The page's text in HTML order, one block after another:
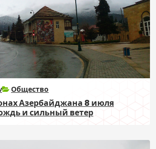
Общество
Азербайджана 8 июля
и сильный ветер